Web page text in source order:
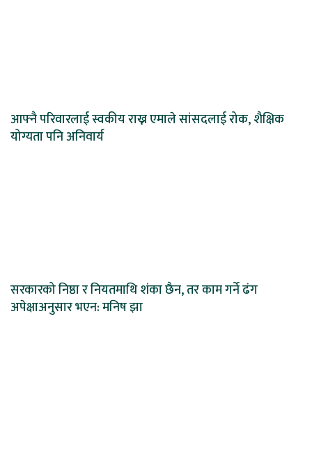
आफ्नै परिवारलाई स्वकीय राख्न एमाले सांसदलाई रोक, शैक्षिक
योग्यता पनि अनिवार्य
सरकारको निष्ठा र नियतमाथि शंका छैन, तर काम गर्ने ढंग
अपेक्षाअनुसार भएन: मनिष झा